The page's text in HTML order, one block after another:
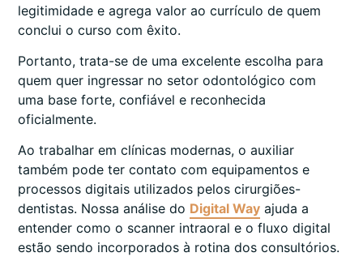
legitimidade e agrega valor ao currículo de quem
conclui o curso com êxito.
Portanto, trata-se de uma excelente escolha para
quem quer ingressar no setor odontológico com
uma base forte, confiável e reconhecida
oficialmente.
Ao trabalhar em clínicas modernas, o auxiliar
também pode ter contato com equipamentos e
processos digitais utilizados pelos cirurgiões-
dentistas. Nossa análise do Digital Way ajuda a
entender como o scanner intraoral e o fluxo digital
estão sendo incorporados à rotina dos consultórios.